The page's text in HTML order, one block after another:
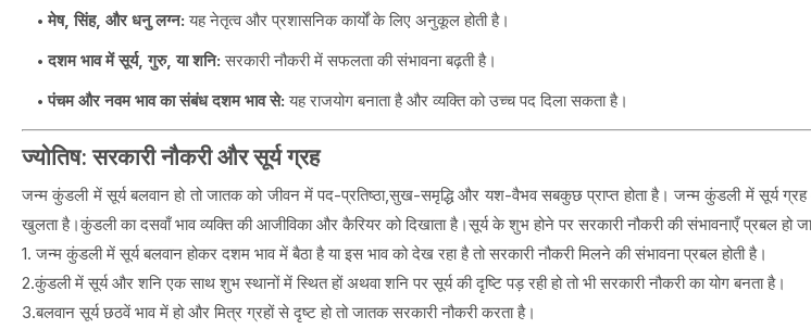
मेष, सिंह, और धनु लग्न: यह नेतृत्व और प्रशासनिक कार्यों के लिए अनुकूल होती है।
दशम भाव में सूर्य, गुरु, या शनि: सरकारी नौकरी में सफलता की संभावना बढ़ती है।
पंचम और नवम भाव का संबंध दशम भाव से: यह राजयोग बनाता है और व्यक्ति को उच्च पद दिला सकता है।
ज्योतिष: सरकारी नौकरी और सूर्य ग्रह
जन्म कुंडली में सूर्य बलवान हो तो जातक को जीवन में पद-प्रतिष्ठा,सुख-समृद्धि और यश-वैभव सबकुछ प्राप्त होता है। जन्म कुंडली में सूर्य ग्रह
खुलता है।कुंडली का दसवाँ भाव व्यक्ति की आजीविका और कैरियर को दिखाता है।सूर्य के शुभ होने पर सरकारी नौकरी की संभावनाएँ प्रबल हो
1. जन्म कुंडली में सूर्य बलवान होकर दशम भाव में बैठा है या इस भाव को देख रहा है तो सरकारी नौकरी मिलने की संभावना प्रबल होती है।
2.कुंडली में सूर्य और शनि एक साथ शुभ स्थानों में स्थित हों अथवा शनि पर सूर्य की दृष्टि पड़ रही हो तो भी सरकारी नौकरी का योग बनता है।
3.बलवान सूर्य छठवें भाव में हो और मित्र ग्रहों से दृष्ट हो तो जातक सरकारी नौकरी करता है।